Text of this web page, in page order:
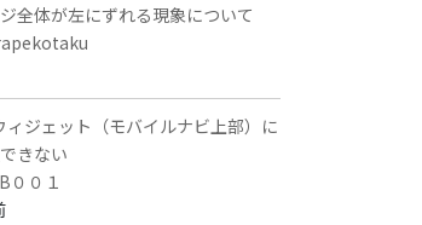
全体が左にずれる現象について
ィジェット（モバイルナビ上部）に
きない
００１